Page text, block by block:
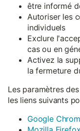
être informé
Autoriser les
individuels
Exclure
cas ou en
Activez la
la fermeture
Les paramètres
les liens suivants
Google